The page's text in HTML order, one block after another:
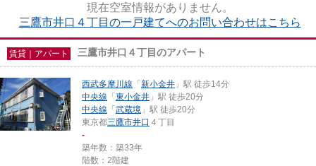
現在空室情報がありません。
三鷹市井口４丁目の一戸建てへのお問い合わせはこちら
賃貸｜アパート 三鷹市井口４丁目のアパート
西武多摩川線 「 新小金井 」駅 徒歩14分
中央線 「 東小金井 」駅 徒歩20分
中央線 「 武蔵境 」駅 徒歩20分
東京都三鷹市井口 ４丁目
-
築年数：築33年
階数：2階建